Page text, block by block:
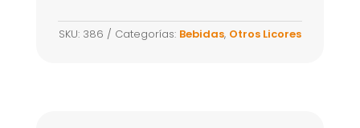
de
SKU: 386 Categorías: Bebidas, Otros Licores